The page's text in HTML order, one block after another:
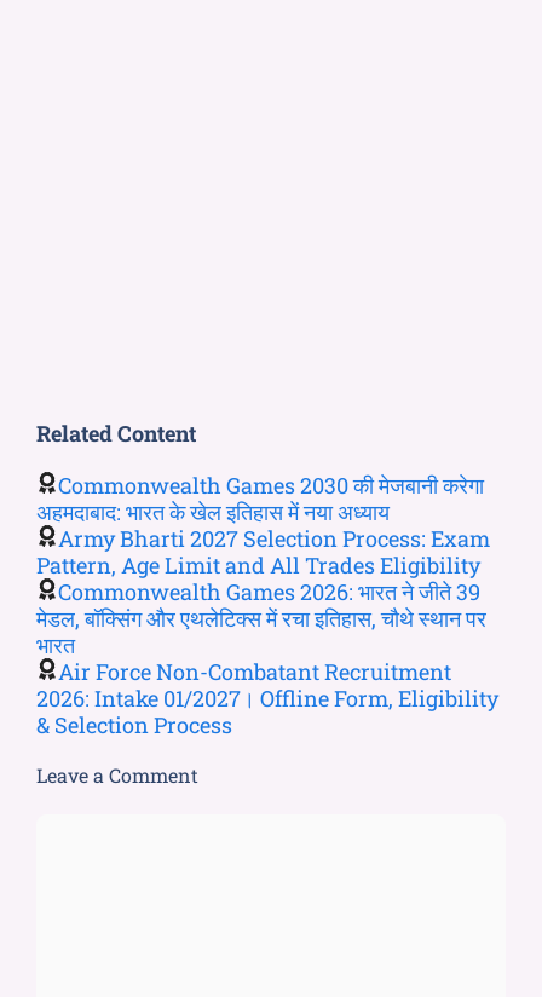
Related Content
Commonwealth Games 2030 की मेजबानी करेगा
अहमदाबाद: भारत के खेल इतिहास में नया अध्याय
Army Bharti 2027 Selection Process: Exam
Pattern, Age Limit and All Trades Eligibility
Commonwealth Games 2026: भारत ने जीते 39
मेडल, बॉक्सिंग और एथलेटिक्स में रचा इतिहास, चौथे स्थान पर
भारत
Air Force Non-Combatant Recruitment
2026: Intake 01/2027। Offline Form, Eligibility
& Selection Process
Leave a Comment